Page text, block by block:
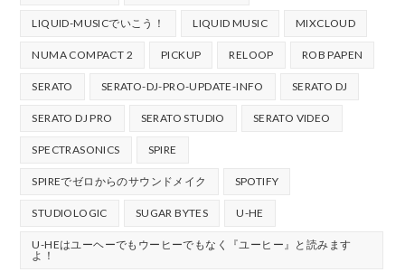
LIQUID-MUSICでいこう！ LIQUID MUSIC MIXCLOUD
NUMA COMPACT 2 PICKUP RELOOP ROB PAPEN
SERATO SERATO-DJ-PRO-UPDATE-INFO SERATO DJ
SERATO DJ PRO SERATO STUDIO SERATO VIDEO
SPECTRASONICS SPIRE
SPIREでゼロからのサウンドメイク SPOTIFY
STUDIOLOGIC SUGAR BYTES U-HE
U-HEはユーヘーでもウーヒーでもなく『ユーヒー』と読みます
よ！